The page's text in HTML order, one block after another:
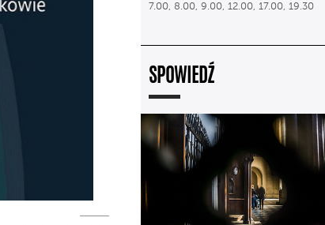
7.00, 8.00, 9.00, 12.00, 17.00, 19.30
SPOWIEDŹ